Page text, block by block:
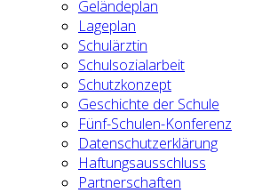
Geländeplan
Lageplan
Schulärztin
Schulsozialarbeit
Schutzkonzept
Geschichte der Schule
Fünf-Schulen-Konferenz
Datenschutzerklärung
Haftungsausschluss
Partnerschaften